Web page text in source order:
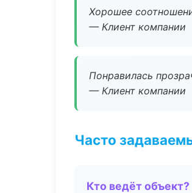
Хорошее
— Клиент компании
Понравилась
— Клиент компании
Часто
Кто ведёт объект?